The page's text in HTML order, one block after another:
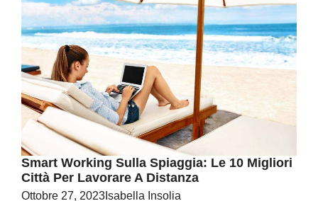
Smart Working Sulla Spiaggia: Le 10 Migliori
Città Per Lavorare A Distanza
Ottobre 27, 2023 Isabella Insolia